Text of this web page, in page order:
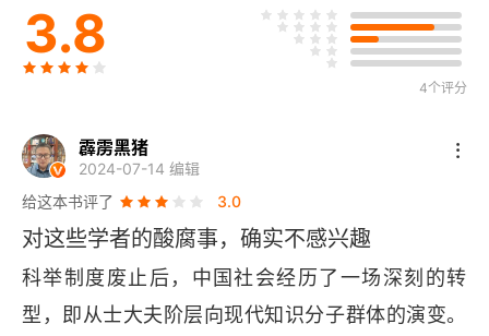
一、 日常生活与权力：清末知识分子交往的私谊网
络
三、 政治变迁与权力：清末知识分子交往的集会网
络
四、 印刷与权力：清末知识分子交往的传播网络
第三章 岂有文章惊天下：五四时期京沪知识分子的
公共生活
3.8
4个评分
霹雳黑猪
2024-07-14 编辑
给这本书评了
3.0
对这些学者的酸腐事，确实不感兴趣
科举制度废止后，中国社会经历了一场深刻的转
型，即从士大夫阶层向现代知识分子群体的演变。